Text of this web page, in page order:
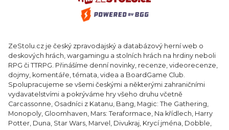
ZeStolu.cz je český zpravodajský a databázový herní web o
deskových hrách, wargamingu a stolních hrách na hrdiny neboli
RPG či TTRPG. Přinášíme denní novinky, recenze, videorecenze,
dojmy, komentáře, témata, videa a BoardGame Club.
Spolupracujeme se všemi českými a některými zahraničními
vydavatelstvími a pokrýváme hry všeho druhu včetně
Carcassonne, Osadníci z Katanu, Bang, Magic: The Gathering,
Monopoly, Gloomhaven, Mars: Teraformace, Na křídlech, Harry
Potter, Duna, Star Wars, Marvel, Divukraj, Krycí jména, Dobble,